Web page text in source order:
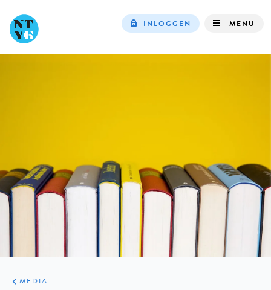
INLOGGEN MENU
ARTIKELEN
VARIA
MEDIA